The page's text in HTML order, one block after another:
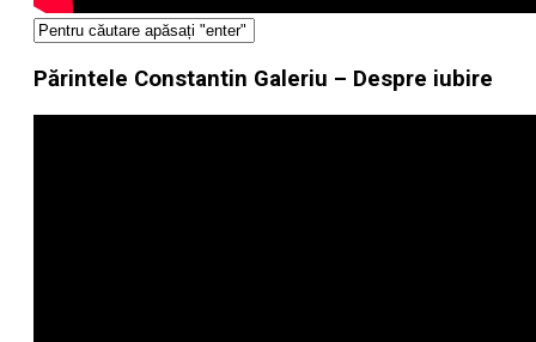
Părintele Constantin Galeriu – Despre iubire